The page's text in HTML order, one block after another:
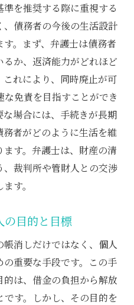
を推奨する際に重視する
債務者の今後の生活設計
。まず、弁護士は債務者
か、返済能力がどれほど
れにより、同時廃止が可
免責を目指すことができ
場合には、手続きが長期
者がどのように生活を維
す。弁護士は、財産の清
裁判所や管財人との交渉
す。
の目的と目標
消しだけではなく、個人
重要な手段です。この手
は、借金の負担から解放
す。しかし、その目的を